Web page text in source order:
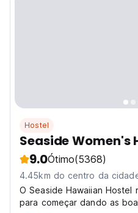
Hostel
Seaside Women's
9.0Ótimo(5368)
4.45km do centro da
O Seaside Hawaiian
para começar dando as